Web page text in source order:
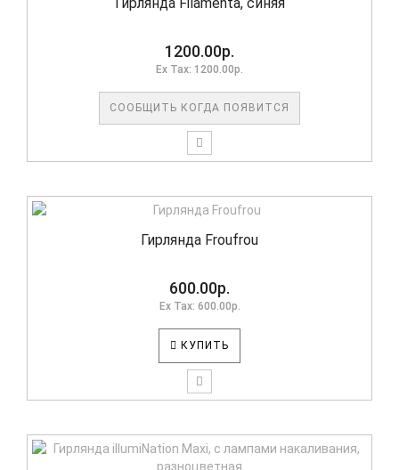
1200.00р.
Ex Tax: 1200.00р.
СООБЩИТЬ КОГДА ПОЯВИТСЯ
Гирлянда Froufrou
600.00р.
Ex Tax: 600.00р.
КУПИТЬ